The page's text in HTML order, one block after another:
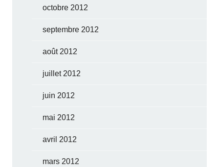
octobre 2012
septembre 2012
août 2012
juillet 2012
juin 2012
mai 2012
avril 2012
mars 2012